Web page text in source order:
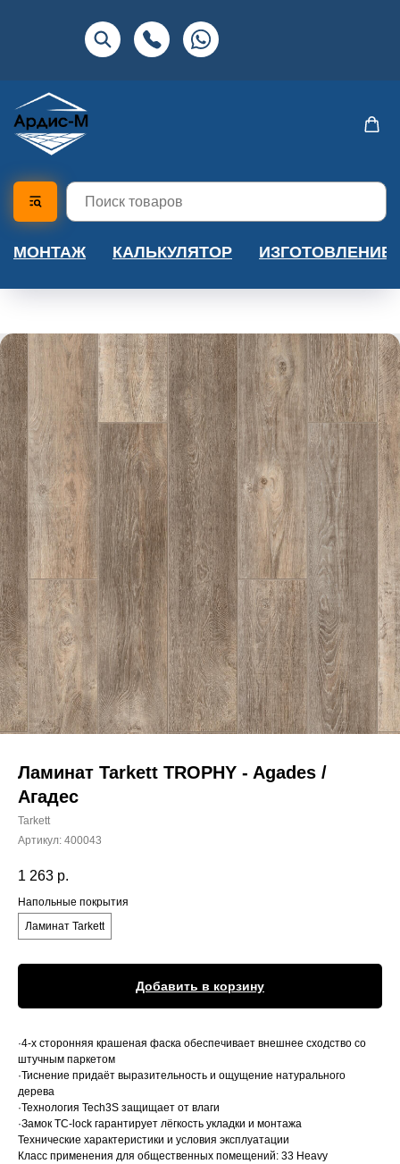
МОНТАЖ КАЛЬКУЛЯТОР ИЗГОТОВЛЕНИЕ
Ламинат Tarkett TROPHY - Agades /
Агадес
Tarkett
Артикул: 400043
1 263 р.
Напольные покрытия
Ламинат Tarkett
Добавить в корзину
·4-х сторонняя крашеная фаска обеспечивает внешнее сходство со
штучным паркетом
·Тиснение придаёт выразительность и ощущение натурального
дерева
·Технология Tech3S защищает от влаги
·Замок TC-lock гарантирует лёгкость укладки и монтажа
Технические характеристики и условия эксплуатации
Класс применения для общественных помещений: 33 Heavy